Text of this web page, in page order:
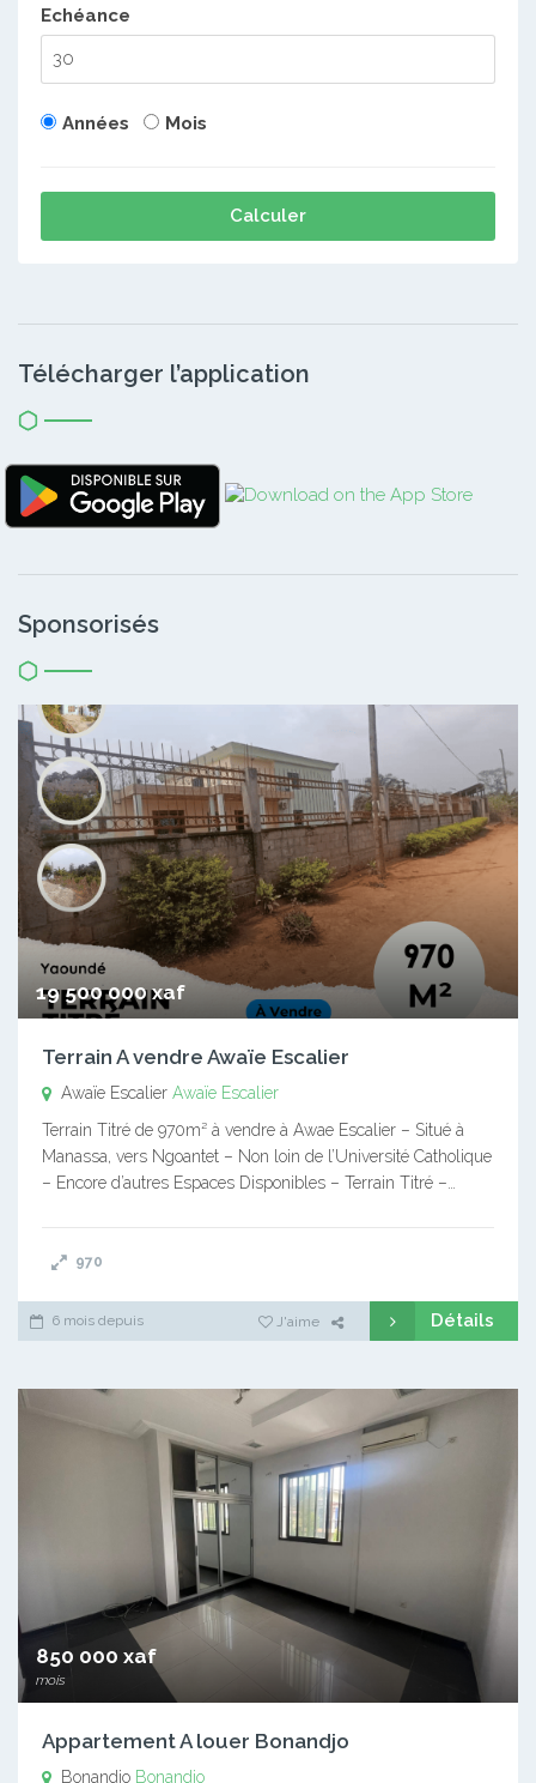
Echéance
Années Mois
Calculer
Télécharger l’application
Sponsorisés
19 500 000 xaf
Terrain A vendre Awaïe Escalier
Awaïe Escalier Awaïe Escalier
Terrain Titré de 970m² à vendre à Awae Escalier – Situé à
Manassa, vers Ngoantet – Non loin de l’Université Catholique
– Encore d’autres Espaces Disponibles – Terrain Titré –…
970
6 mois depuis J'aime Détails
850 000 xaf
mois
Appartement A louer Bonandjo
Bonandjo Bonandjo